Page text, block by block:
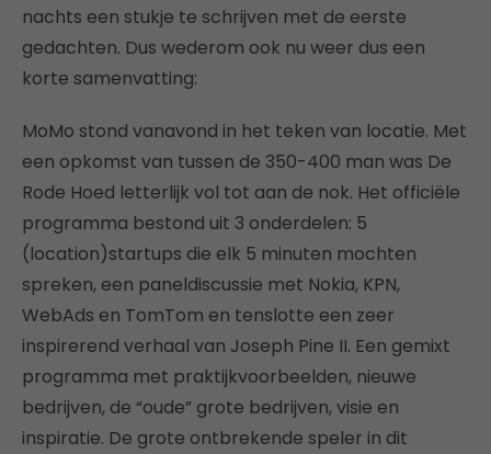
nachts een stukje te schrijven met de eerste
gedachten. Dus wederom ook nu weer dus een
korte samenvatting:
MoMo stond vanavond in het teken van locatie. Met
een opkomst van tussen de 350-400 man was De
Rode Hoed letterlijk vol tot aan de nok. Het officiële
programma bestond uit 3 onderdelen: 5
(location)startups die elk 5 minuten mochten
spreken, een paneldiscussie met Nokia, KPN,
WebAds en TomTom en tenslotte een zeer
inspirerend verhaal van Joseph Pine II. Een gemixt
programma met praktijkvoorbeelden, nieuwe
bedrijven, de “oude” grote bedrijven, visie en
inspiratie. De grote ontbrekende speler in dit